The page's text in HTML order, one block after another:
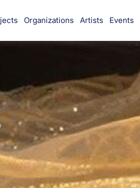
Organizations Artists Events